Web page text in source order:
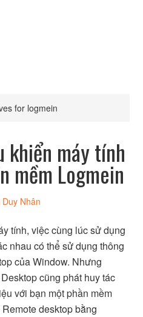
for logmein
khiển máy tính
mềm Logmein
Nhân
tính, việc cùng lúc sử dụng
nhau có thể sử dụng thông
của Window. Nhưng
cũng phát huy tác
với bạn một phần mềm
desktop bằng